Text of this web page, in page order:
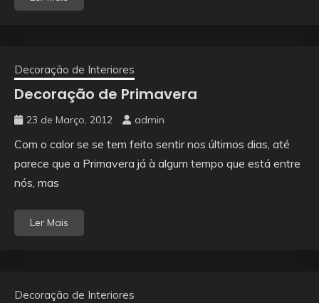
Decoração de Interiores
Decoração de Primavera
23 de Março, 2012 admin
Com o calor se se tem feito sentir nos últimos dias, até
parece que a Primavera já à algum tempo que está entre
nós, mas
Ler Mais
Decoração de Interiores